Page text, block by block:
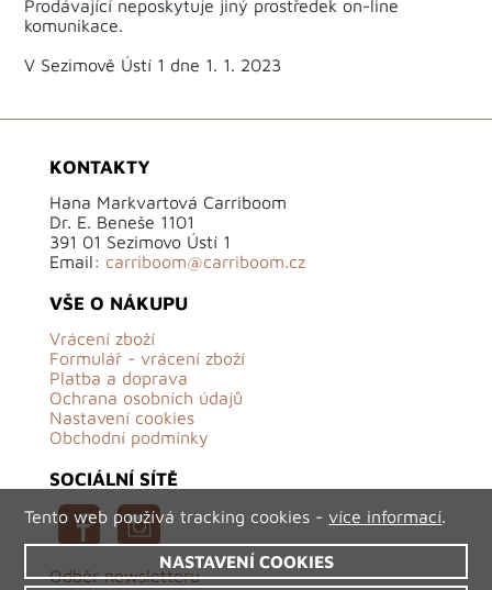
Prodávající neposkytuje jiný prostředek on-line
komunikace.
V Sezimově Ústí 1 dne 1. 1. 2023
KONTAKTY
Hana Markvartová Carriboom
Dr. E. Beneše 1101
391 01 Sezimovo Ústí 1
Email: carriboom@carriboom.cz
VŠE O NÁKUPU
Vrácení zboží
Formulář - vrácení zboží
Platba a doprava
Ochrana osobních údajů
Nastavení cookies
Obchodní podmínky
SOCIÁLNÍ SÍTĚ
Odběr newsletteru
Tento web používá tracking cookies -více informací.
NASTAVENÍ COOKIES